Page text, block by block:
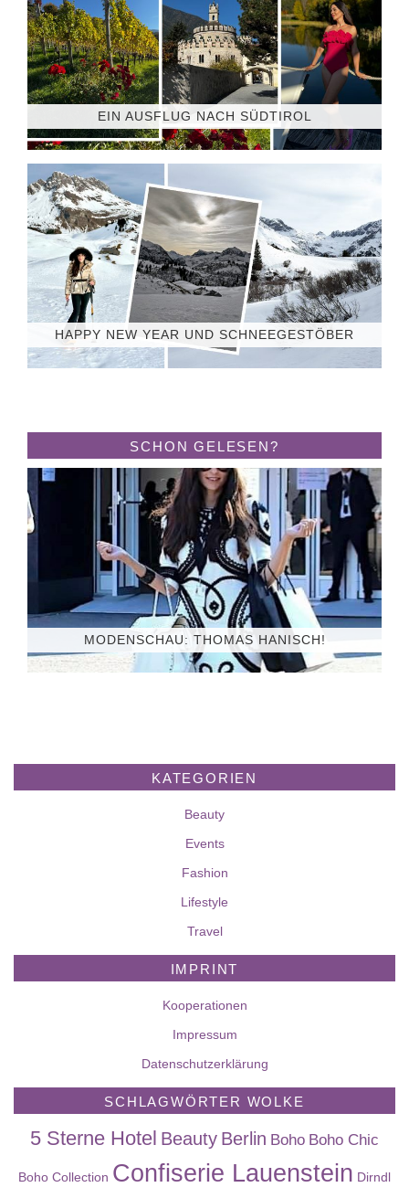
EIN AUSFLUG NACH SÜDTIROL
HAPPY NEW YEAR UND SCHNEEGESTÖBER
SCHON GELESEN?
MODENSCHAU: THOMAS HANISCH!
KATEGORIEN
Beauty
Events
Fashion
Lifestyle
Travel
IMPRINT
Kooperationen
Impressum
Datenschutzerklärung
SCHLAGWÖRTER WOLKE
5 Sterne Hotel Beauty Berlin Boho Boho Chic
Boho Collection Confiserie Lauenstein Dirndl